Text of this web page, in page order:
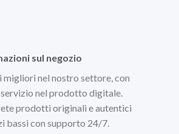
sul negozio
migliori nel nostro settore, con
nel prodotto digitale.
prodotti originali e autentici
bassi con supporto 24/7.